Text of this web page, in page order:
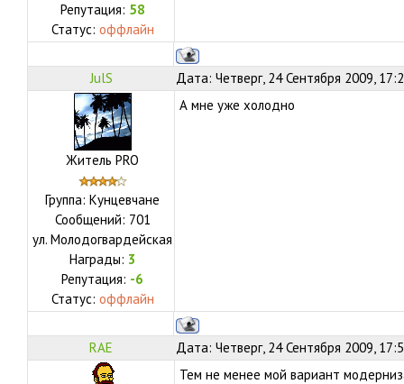
Репутация: 58
Статус: оффлайн
JulS Дата: Четверг, 24 Сентября 2009,
Житель PRO
Группа: Кунцевчане
Сообщений: 701
ул. Молодогвардейская
Награды: 3
Репутация: -6
Статус: оффлайн
А мне уже холодно
RAE Дата: Четверг, 24 Сентября 2009,
Тем не менее мой вариант